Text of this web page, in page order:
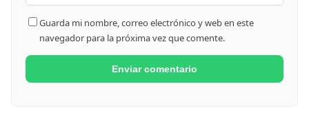
Guarda mi nombre, correo electrónico y web en este
navegador para la próxima vez que comente.